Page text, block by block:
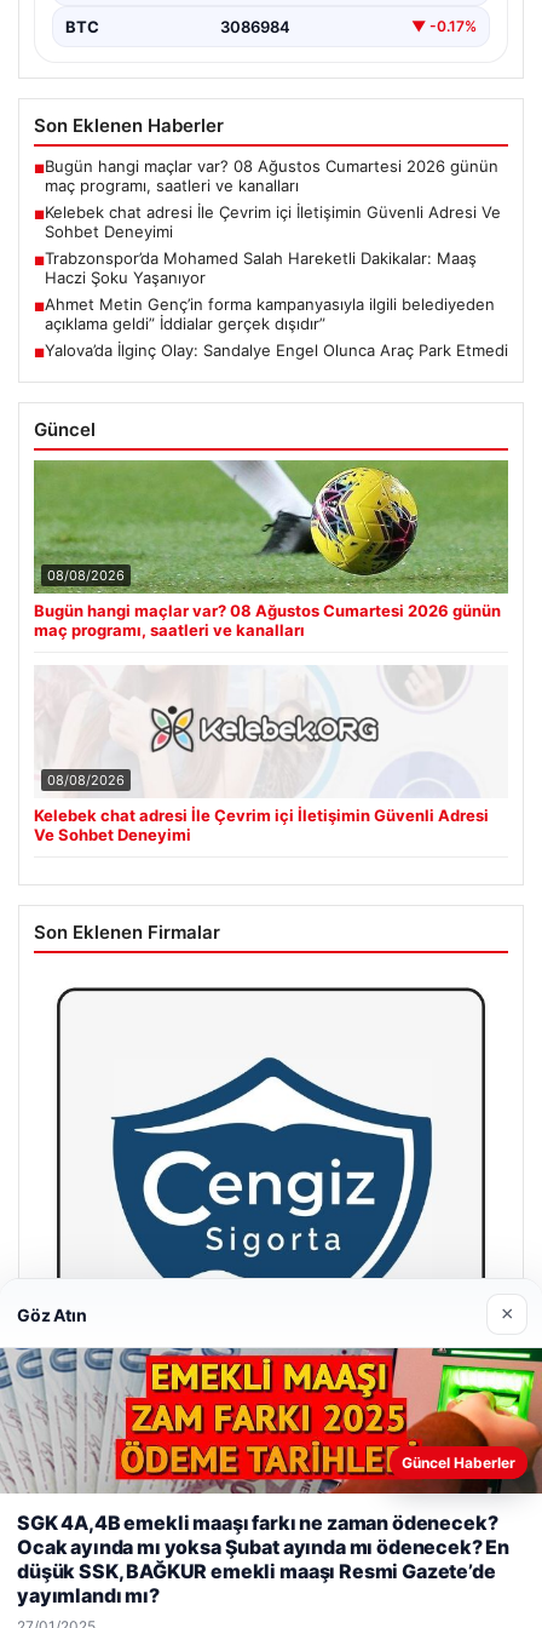
BTC 3086984 ▼ -0.17%
Son Eklenen Haberler
■Bugün hangi maçlar var? 08 Ağustos Cumartesi 2026 günün
maç programı, saatleri ve kanalları
■Kelebek chat adresi İle Çevrim içi İletişimin Güvenli Adresi Ve
Sohbet Deneyimi
■Trabzonspor’da Mohamed Salah Hareketli Dakikalar: Maaş
Haczi Şoku Yaşanıyor
■Ahmet Metin Genç’in forma kampanyasıyla ilgili belediyeden
açıklama geldi” İddialar gerçek dışıdır”
■Yalova’da İlginç Olay: Sandalye Engel Olunca Araç Park Etmedi
Güncel
08/08/2026
Bugün hangi maçlar var? 08 Ağustos Cumartesi 2026 günün
maç programı, saatleri ve kanalları
08/08/2026
Kelebek chat adresi İle Çevrim içi İletişimin Güvenli Adresi
Ve Sohbet Deneyimi
Son Eklenen Firmalar
Hastaş Beton
26/05/2026
Web sitemizi nasıl kullandığınızı daha iyi anlayabilmek,
deneyiminizi kişiselleştirmek ve geliştirmek amacıyla çerezler
kullanıyoruz.Çerez Politikamız
Göz Atın ×
Güncel Haberler
SGK 4A,4B emekli maaşı farkı ne zaman ödenecek?
Ocak ayında mı yoksa Şubat ayında mı ödenecek? En
düşük SSK, BAĞKUR emekli maaşı Resmi Gazete’de
yayımlandı mı?